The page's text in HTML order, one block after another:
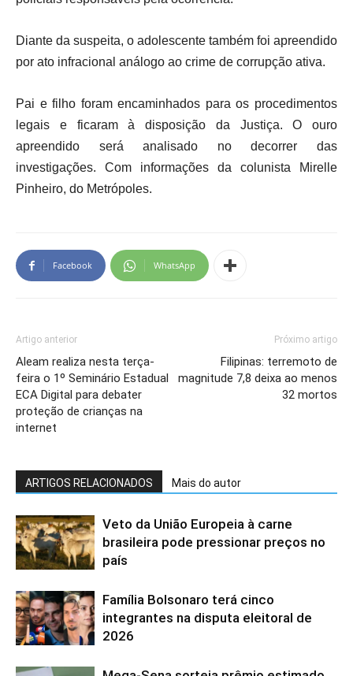
Diante da suspeita, o adolescente também foi apreendido
por ato infracional análogo ao crime de corrupção ativa.
Pai e filho foram encaminhados para os procedimentos
legais e ficaram à disposição da Justiça. O ouro
apreendido será analisado no decorrer das
investigações. Com informações da colunista Mirelle
Pinheiro, do Metrópoles.
Facebook WhatsApp
Artigo anterior
Aleam realiza nesta terça-
feira o 1º Seminário Estadual
ECA Digital para debater
proteção de crianças na
internet
Próximo artigo
Filipinas: terremoto de
magnitude 7,8 deixa ao menos
32 mortos
ARTIGOS RELACIONADOS Mais do autor
Veto da União Europeia à carne
brasileira pode pressionar preços no
país
Família Bolsonaro terá cinco
integrantes na disputa eleitoral de
2026